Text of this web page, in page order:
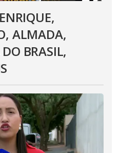
ALMADA,
BRASIL,